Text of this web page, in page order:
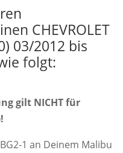
CHEVROLET
03/2012 bis
folgt:
gilt NICHT für
1 an Deinem Malibu